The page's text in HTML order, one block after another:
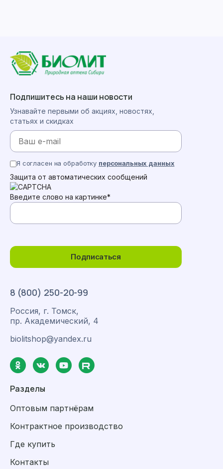
8 (800) 250-20-99
Россия, г. Томск,
пр. Академический, 4
biolitshop@yandex.ru
Разделы
Оптовым партнёрам
Контрактное производство
Где купить
Контакты
Подпишитесь на наши новости
Узнавайте первыми об акциях, новостях,
статьях и скидках
Подписаться
Я согласен на обработку персональных данных
Защита от автоматических сообщений
Введите слово на картинке*